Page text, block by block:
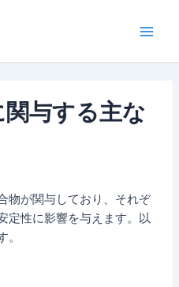
与する主な
物が関与しており、それぞ
定性に影響を与えます。以
。